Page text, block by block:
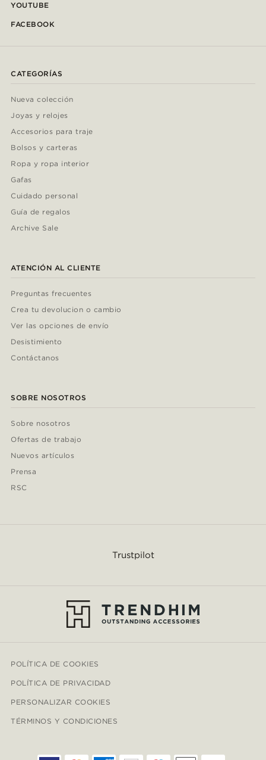
YOUTUBE
FACEBOOK
CATEGORÍAS
Nueva colección
Joyas y relojes
Accesorios para traje
Bolsos y carteras
Ropa y ropa interior
Gafas
Cuidado personal
Guía de regalos
Archive Sale
ATENCIÓN AL CLIENTE
Preguntas frecuentes
Crea tu devolucion o cambio
Ver las opciones de envío
Desistimiento
Contáctanos
SOBRE NOSOTROS
Sobre nosotros
Ofertas de trabajo
Nuevos artículos
Prensa
RSC
Trustpilot
POLÍTICA DE COOKIES
POLÍTICA DE PRIVACIDAD
PERSONALIZAR COOKIES
TÉRMINOS Y CONDICIONES